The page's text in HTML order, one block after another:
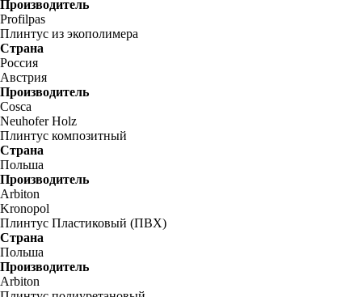
Производитель
Profilpas
Плинтус из экополимера
Страна
Россия
Австрия
Производитель
Cosca
Neuhofer Holz
Плинтус композитный
Страна
Польша
Производитель
Arbiton
Kronopol
Плинтус Пластиковый (ПВХ)
Страна
Польша
Производитель
Arbiton